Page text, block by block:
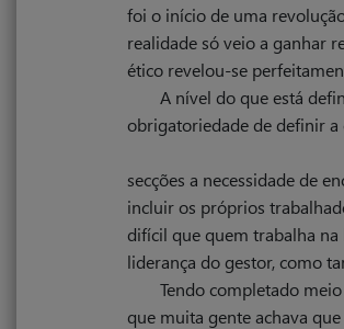
foi o início de uma
realidade só veio a ganhar
ético revelou-se
A nível do que está
obrigatoriedade de definir a
secções a necessidade de
incluir os próprios
difícil que quem trabalha na
liderança do gestor, como
Tendo completado
que muita gente achava